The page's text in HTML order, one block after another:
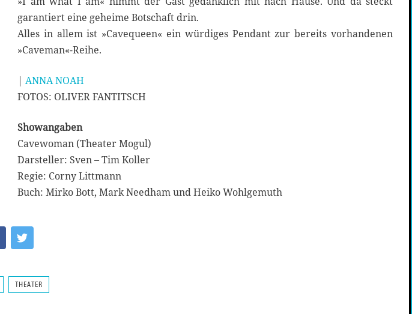
garantiert eine geheime Botschaft drin.
Alles in allem ist »Cavequeen« ein würdiges Pendant zur bereits vorhandenen
»Caveman«-Reihe.
| ANNA NOAH
FOTOS: OLIVER FANTITSCH
Showangaben
Cavewoman (Theater Mogul)
Darsteller: Sven – Tim Koller
Regie: Corny Littmann
Buch: Mirko Bott, Mark Needham und Heiko Wohlgemuth
THEATER